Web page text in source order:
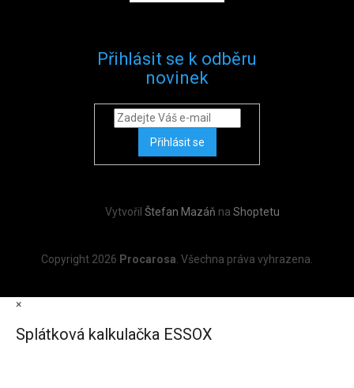
Přihlásit se k odběru
novinek
Přihlásit se
Vytvořil Štefan Mazáň na Shoptetu
Copyright 2026 Procarosa. Všechna práva vyhrazena.
×
Splátková kalkulačka ESSOX